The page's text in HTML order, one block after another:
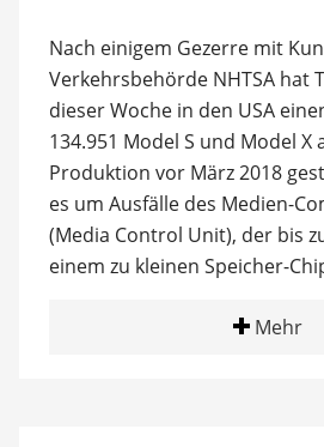
Nach einigem Gezerre mit
Verkehrsbehörde NHTSA hat
dieser Woche in den USA
134.951 Model S und Model X
Produktion vor März 2018
es um Ausfälle des Medien-
(Media Control Unit), der bis
einem zu kleinen Speicher-
Mehr